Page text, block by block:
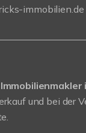
immobilien.de
Immobilienmakler
und bei der